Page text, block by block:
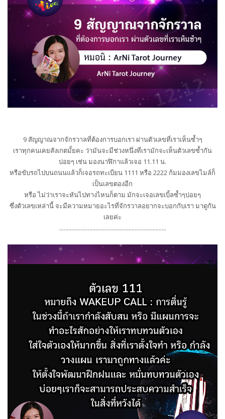
9 สัญญาณจากจักรวาลที่ต้องการบอกเรา ผ่านตัวเลขที่เราเห็นซ้ำๆ
เราทุกคนเคยสังเกตมั้ยคะ ว่ามันจะมีช่วงหนึ่งที่เรามักจะเห็นตัวเลขซ้ำกัน
บ่อยๆ เช่น มองนาฬิกาแล้วเจอ 11.11 น.
หรือขับรถไปบนถนนแล้วก็เจอรถทะเบียน 1111 หรือ 2222 ก้มมองเลขไมล์ก็
เป็นเลขตองอีก
หรือ ไม่ว่าเราจะหันไปทางไหนก็ตาม มักจะเจอเลขเบิ้ลซ้ำๆบ่อยๆ
ซึ่งตัวเลขเหล่านี้ จะมีความหมายอะไรที่จักรวาลอยากจะบอกกับเรา มาดูกัน
เลยค่ะ
.......................................................................